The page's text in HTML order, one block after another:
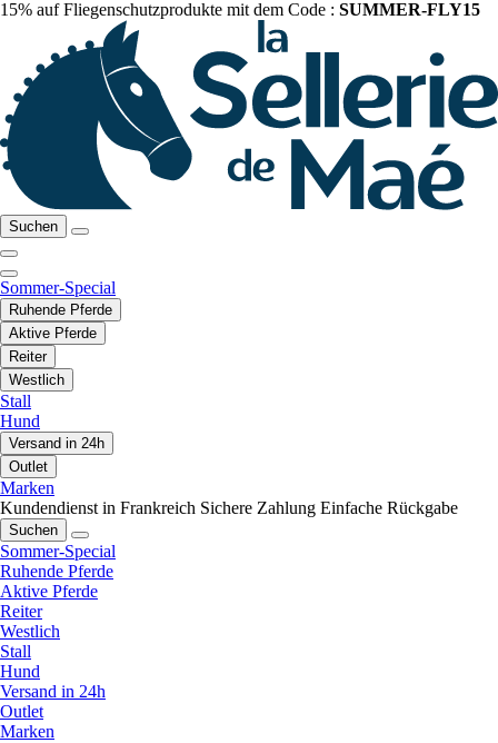
15% auf Fliegenschutzprodukte mit dem Code : SUMMER-FLY15
Suchen
Sommer-Special
Ruhende Pferde
Aktive Pferde
Reiter
Westlich
Stall
Hund
Versand in 24h
Outlet
Marken
Kundendienst in Frankreich Sichere Zahlung Einfache Rückgabe
Suchen
Sommer-Special
Ruhende Pferde
Aktive Pferde
Reiter
Westlich
Stall
Hund
Versand in 24h
Outlet
Marken